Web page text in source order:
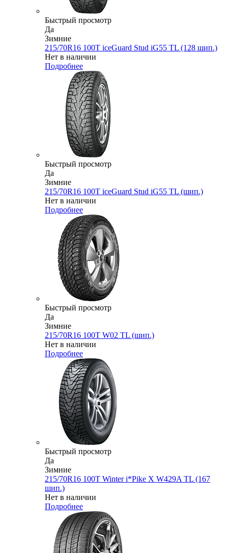
Быстрый просмотр
Да
Зимние
215/70R16 100T iceGuard Stud iG55 TL (128 шип.)
Нет в наличии
Подробнее
Быстрый просмотр
Да
Зимние
215/70R16 100T iceGuard Stud iG55 TL (шип.)
Нет в наличии
Подробнее
Быстрый просмотр
Да
Зимние
215/70R16 100T W02 TL (шип.)
Нет в наличии
Подробнее
Быстрый просмотр
Да
Зимние
215/70R16 100T Winter i*Pike X W429A TL (167
шип.)
Нет в наличии
Подробнее